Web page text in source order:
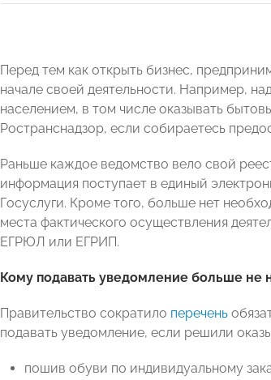
Перед тем как открыть бизнес,
начале своей деятельности. Например,
населением, в том числе оказывать
Ространснадзор, если собираетесь
Раньше каждое ведомство вело свой
информация поступает в единый
Госуслуги. Кроме того, больше нет
места фактического осуществления
ЕГРЮЛ или ЕГРИП.
Кому подавать уведомление больше не
Правительство сократило перечень
подавать уведомление, если решили
пошив обуви по индивидуальному